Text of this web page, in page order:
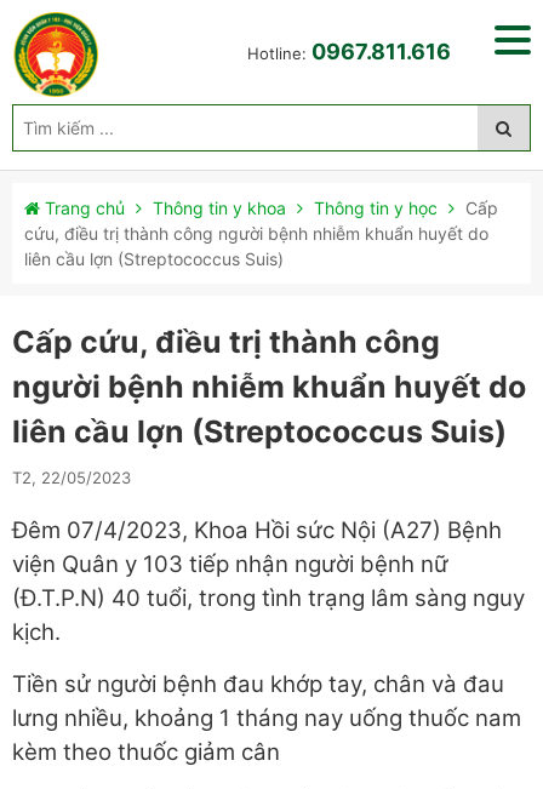
Hotline: 0967.811.616
Trang chủ Thông tin y khoa Thông tin y học
Cấp
cứu, điều trị thành công người bệnh nhiễm khuẩn huyết do
liên cầu lợn (Streptococcus Suis)
Cấp cứu, điều trị thành công
người bệnh nhiễm khuẩn huyết do
liên cầu lợn (Streptococcus Suis)
T2, 22/05/2023
Đêm 07/4/2023, Khoa Hồi sức Nội (A27) Bệnh
viện Quân y 103 tiếp nhận người bệnh nữ
(Đ.T.P.N) 40 tuổi, trong tình trạng lâm sàng nguy
kịch.
Tiền sử người bệnh đau khớp tay, chân và đau
lưng nhiều, khoảng 1 tháng nay uống thuốc nam
kèm theo thuốc giảm cân